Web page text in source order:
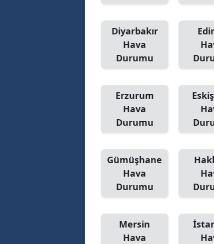
Diyarbakır
Hava
Durumu
Erzurum
Hava
Durumu
Gümüşhane
Hava
Durumu
Mersin
Hava